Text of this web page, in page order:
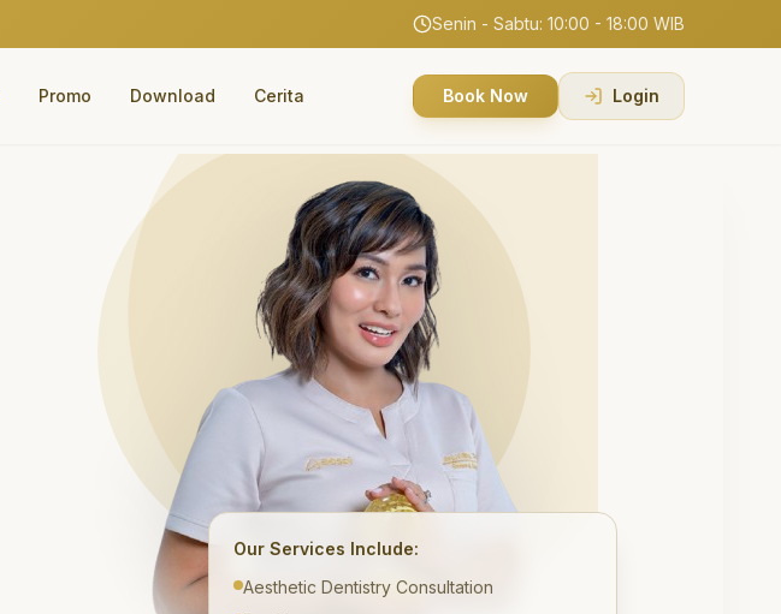
Senin - Sabtu: 10:00 - 18:00 WIB
Promo Download Cerita Book Now Login
Our Services Include:
Aesthetic Dentistry Consultation